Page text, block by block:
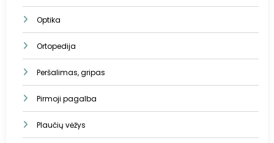
Optika
Ortopedija
Peršalimas, gripas
Pirmoji pagalba
Plaučių vėžys